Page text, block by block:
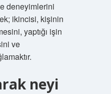
deneyimlerini
ikincisi, kişinin
yaptığı işin
ve
neyi